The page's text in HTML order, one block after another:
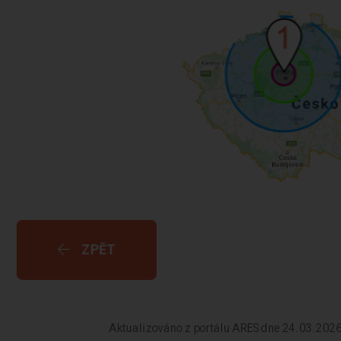
ZPĚT
Aktualizováno z portálu ARES dne